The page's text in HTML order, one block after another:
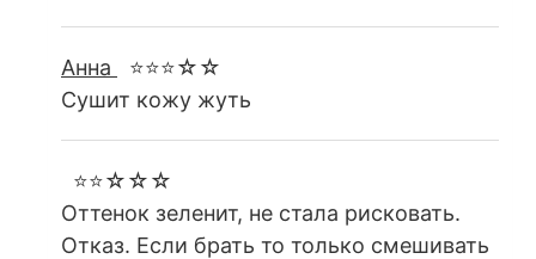
Анна
⭐⭐⭐☆☆
Сушит кожу жуть
⭐⭐☆☆☆
Оттенок зеленит, не стала рисковать.
Отказ. Если брать то только смешивать